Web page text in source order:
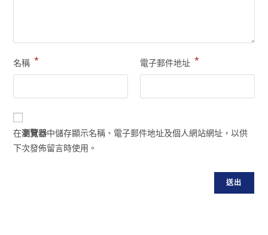
名稱 * 電子郵件地址 *
在瀏覽器中儲存顯示名稱、電子郵件地址及個人網站網址，以供
下次發佈留言時使用。